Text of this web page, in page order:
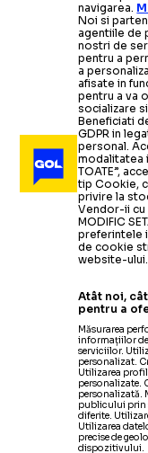
navigarea.
Noi si
agentiile de
nostri de
pentru a
a
afisate in
pentru a va
socializare
Beneficiati
GDPR in
personal.
modalitatea
TOATE”,
tip Cookie,
privire la
Vendor-ii cu
MODIFIC
preferintele
de cookie
website-ului.
Atât noi,
pentru a
Măsurarea
informațiilor
serviciilor.
personalizat.
Utilizarea
personalizate.
personalizată.
publicului prin
diferite.
Utilizarea
precise de
dispozitivului.